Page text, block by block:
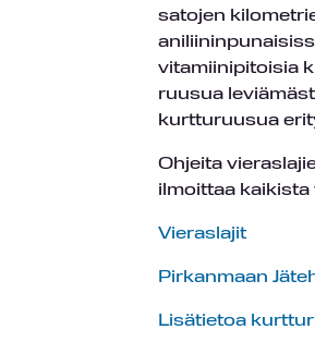
satojen
vitamiinipitoisia
ruusua
kurtturuusua
Ohjeita
ilmoittaa
Vieraslajit
Pirkanmaan
Lisätietoa